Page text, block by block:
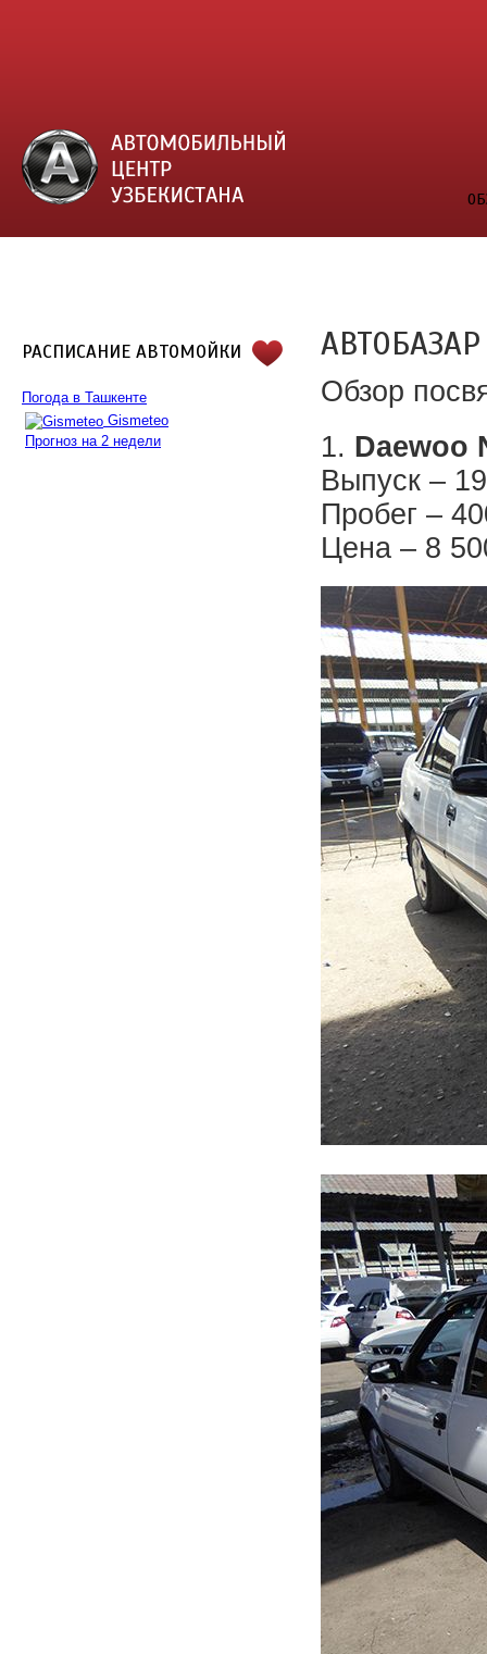
РАСПИСАНИЕ АВТОМОЙКИ
Погода в Ташкенте
Gismeteo
Прогноз на 2 недели
АВТОБАЗАР
Обзор
1. Daewoo
Выпуск –
Пробег –
Цена – 8